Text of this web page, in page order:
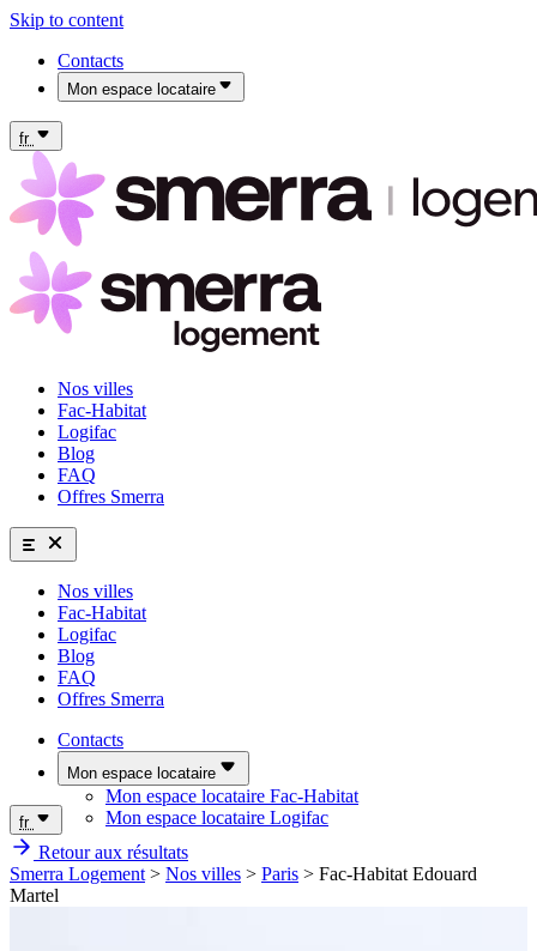
Skip to content
Contacts
Mon espace locataire
fr
Nos villes
Fac-Habitat
Logifac
Blog
FAQ
Offres Smerra
Nos villes
Fac-Habitat
Logifac
Blog
FAQ
Offres Smerra
Contacts
Mon espace locataire
Mon espace locataire Fac-Habitat
Mon espace locataire Logifac
fr
Retour aux résultats
Smerra Logement > Nos villes > Paris > Fac-Habitat Edouard
Martel